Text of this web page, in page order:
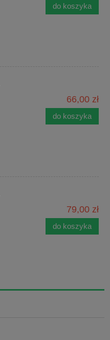
do koszyka
66,00 zł
do koszyka
79,00 zł
do koszyka